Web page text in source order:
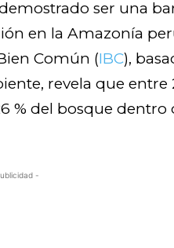
ser una
en la Amazonía
Común (IBC),
revela que entre
% del bosque dentro
-